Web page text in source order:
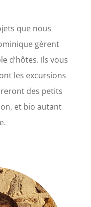
que nous
gèrent
d’hôtes. Ils vous
les excursions
des petits
et bio autant